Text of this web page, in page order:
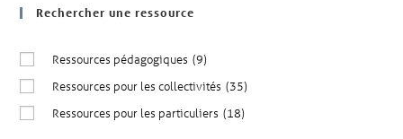
Rechercher une ressource
Ressources pédagogiques (9)
Ressources pour les collectivités (35)
Ressources pour les particuliers (18)